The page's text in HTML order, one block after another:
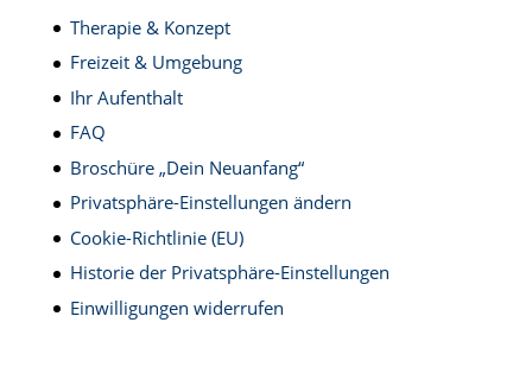
Therapie & Konzept
Freizeit & Umgebung
Ihr Aufenthalt
FAQ
Broschüre „Dein Neuanfang“
Privatsphäre-Einstellungen ändern
Cookie-Richtlinie (EU)
Historie der Privatsphäre-Einstellungen
Einwilligungen widerrufen